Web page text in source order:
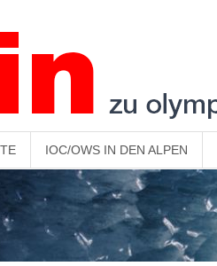
IOC/OWS IN DEN ALPEN